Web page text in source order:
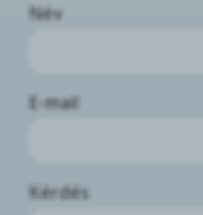
Név
E-mail
Kérdés